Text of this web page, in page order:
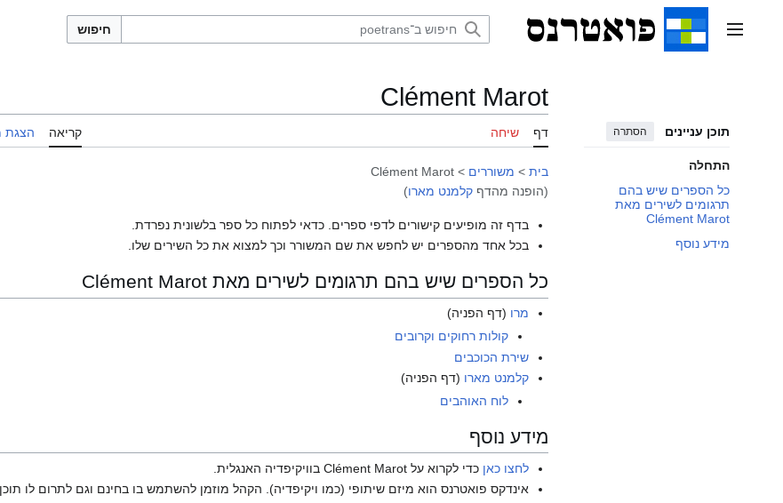
תפריט ראשי חיפוש
תוכן עניינים הסתרה
התחלה
כל הספרים שיש בהם
תרגומים לשירים מאת
Clément Marot
מידע נוסף
Clément Marot
דף שיחה קריאה הצגת
בית > משוררים >
Clément Marot
(הופנה מהדף קלמנט מארו)
בדף זה מופיעים קישורים לדפי ספרים. כדאי לפתוח כל ספר בלשונית נפרדת.
בכל אחד מהספרים יש לחפש את שם המשורר וכך למצוא את כל השירים שלו.
כל הספרים שיש בהם תרגומים לשירים מאת Clément Marot
מרו (דף הפניה)
קולות רחוקים וקרובים
שירת הכוכבים
קלמנט מארו (דף הפניה)
לוח האוהבים
מידע נוסף
לחצו כאן כדי לקרוא על Clément Marot בוויקיפדיה האנגלית.
אינדקס פואטרנס הוא מיזם שיתופי (כמו ויקיפדיה). הקהל מוזמן להשתמש בו בחינם וגם לתרום לו